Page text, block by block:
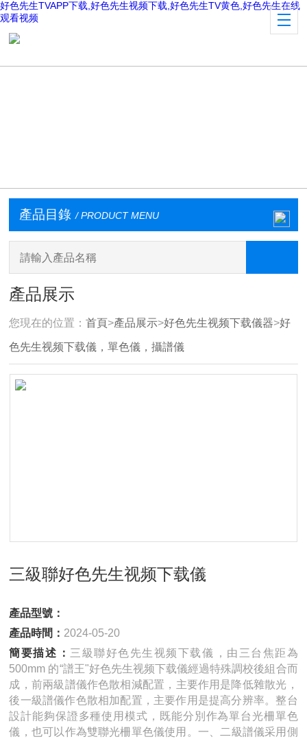
好色先生TVAPP下载,好色先生视频下载,好色先生TV黄色,好色先生在线
观看视频
產品目錄 / PRODUCT MENU
產品展示
您現在的位置：首頁>產品展示>好色先生视频下载儀器>好
色先生视频下载儀，單色儀，攝譜儀
三級聯好色先生视频下载儀
產品型號：
產品時間： 2024-05-20
簡要描述： 三級聯好色先生视频下载儀，由三台焦距為
500mm 的“譜王"好色先生视频下载儀經過特殊調校後組合而
成，前兩級譜儀作色散相減配置，主要作用是降低雜散光，
後一級譜儀作色散相加配置，主要作用是提高分辨率。整台
設計能夠保證多種使用模式，既能分別作為單台光柵單色
儀，也可以作為雙聯光柵單色儀使用。一、二級譜儀采用側